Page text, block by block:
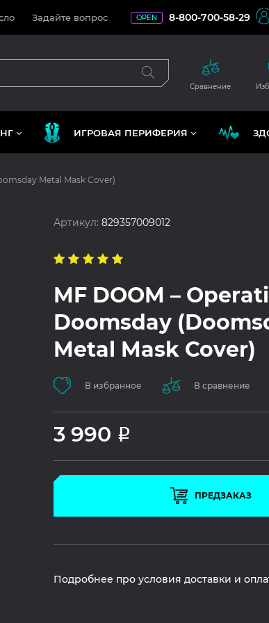
Задайте вопрос OPEN 8-800-700-58-29
Сравнение
ИГРОВАЯ ПЕРИФЕРИЯ
Metal Mask Cover)
Артикул:829357009012
MF DOOM –
Doomsday
Metal Mask Cover)
В избранное В сравнение
3 990 Р
ПРЕДЗАКАЗ
Подробнее про условия доставки и